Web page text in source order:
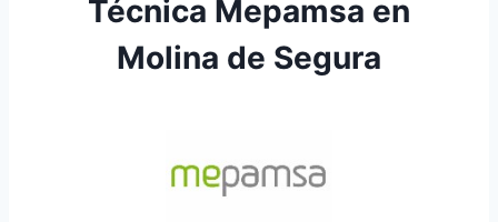
Técnica Mepamsa en
Molina de Segura